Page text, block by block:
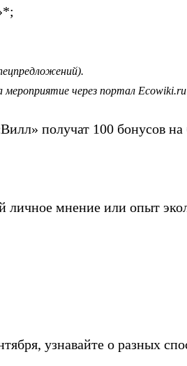
через портал
получат 100 бонусов
мнение или опыт
узнавайте о разных